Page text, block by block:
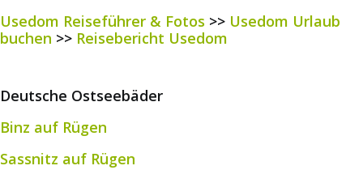
Usedom Reiseführer & Fotos >> Usedom Urlaub
buchen >> Reisebericht Usedom
Deutsche Ostseebäder
Binz auf Rügen
Sassnitz auf Rügen